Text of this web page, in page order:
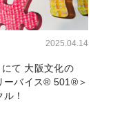
2025.04.14
て 大阪文化の
ーバイス® 501®＞
！